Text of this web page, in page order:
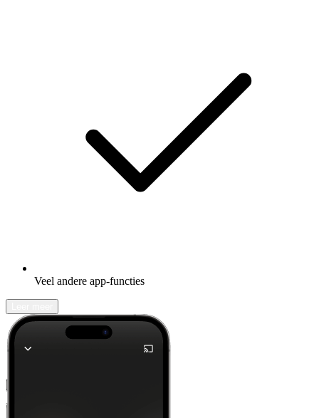
Veel andere app-functies